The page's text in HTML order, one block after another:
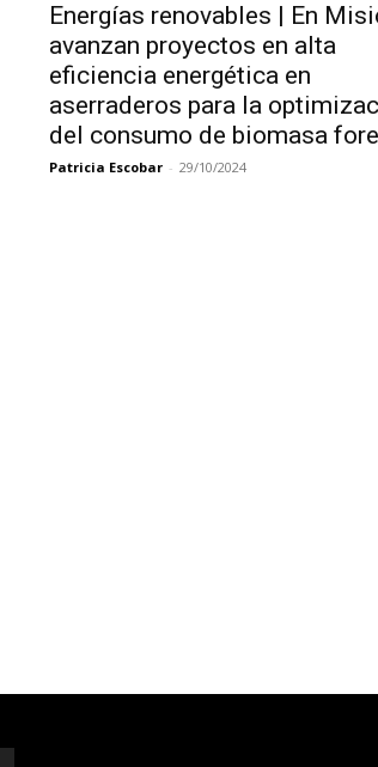
Energías renovables | En
avanzan proyectos en alta
eficiencia energética en
aserraderos para la
del consumo de biomasa
Patricia Escobar - 29/10/2024